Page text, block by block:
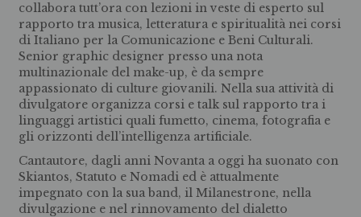
collabora tutt’ora con lezioni in veste di esperto sul
rapporto tra musica, letteratura e spiritualità nei corsi
di Italiano per la Comunicazione e Beni Culturali.
Senior graphic designer presso una nota
multinazionale del make-up, è da sempre
appassionato di culture giovanili. Nella sua attività di
divulgatore organizza corsi e talk sul rapporto tra i
linguaggi artistici quali fumetto, cinema, fotografia e
gli orizzonti dell’intelligenza artificiale.
Cantautore, dagli anni Novanta a oggi ha suonato con
Skiantos, Statuto e Nomadi ed è attualmente
impegnato con la sua band, il Milanestrone, nella
divulgazione e nel rinnovamento del dialetto